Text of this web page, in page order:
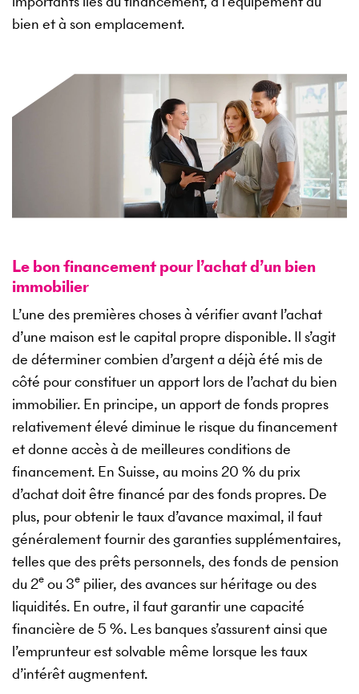
bien et à son emplacement.
Le bon financement pour l’achat d’un bien
immobilier
L’une des premières choses à vérifier avant l’achat
d’une maison est le capital propre disponible. Il s’agit
de déterminer combien d’argent a déjà été mis de
côté pour constituer un apport lors de l’achat du bien
immobilier. En principe, un apport de fonds propres
relativement élevé diminue le risque du financement
et donne accès à de meilleures conditions de
financement. En Suisse, au moins 20 % du prix
d’achat doit être financé par des fonds propres. De
plus, pour obtenir le taux d’avance maximal, il faut
généralement fournir des garanties supplémentaires,
telles que des prêts personnels, des fonds de pension
du 2e ou 3e pilier, des avances sur héritage ou des
liquidités. En outre, il faut garantir une capacité
financière de 5 %. Les banques s’assurent ainsi que
l’emprunteur est solvable même lorsque les taux
d’intérêt augmentent.